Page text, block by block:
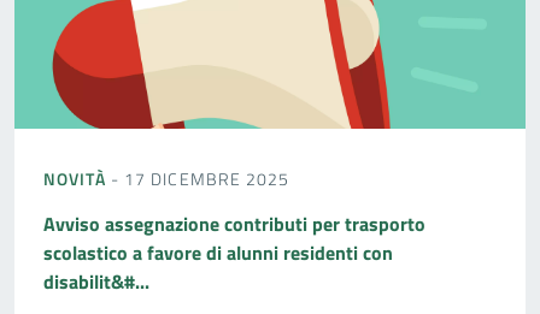
NOVITÀ - 17 DICEMBRE 2025
Avviso assegnazione contributi per trasporto
scolastico a favore di alunni residenti con
disabilit&#...